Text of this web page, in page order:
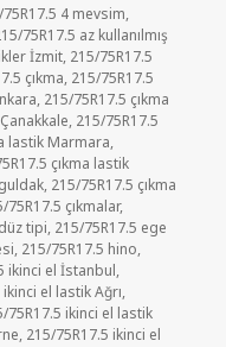
4 mevsim,
75R17.5 az kullanılmış
İzmit, 215/75R17.5
çıkma, 215/75R17.5
, 215/75R17.5 çıkma
, 215/75R17.5
lastik Marmara,
çıkma lastik
, 215/75R17.5 çıkma
75R17.5 çıkmalar,
tipi, 215/75R17.5 ege
, 215/75R17.5 hino,
ikinci el İstanbul,
el lastik Ağrı,
75R17.5 ikinci el lastik
, 215/75R17.5 ikinci el